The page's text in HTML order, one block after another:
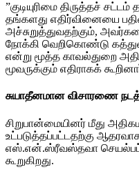
”குடியுரிமை திருத்தச்
தங்களது எதிர்வினையை
அச்சுறுத்துவதற்கும்,
நோக்கி வெறிகொண்டு
என்று மூத்த காவல்துறை
மூவருக்கும் எதிராகக்
சுயாதீனமான விசாரணை
சிறுபான்மையினர் மீது
உட்படுத்தப்பட்டதற்கு
எஸ்.என்.ஸ்ரீவஸ்தவா
கூறுகிறது.